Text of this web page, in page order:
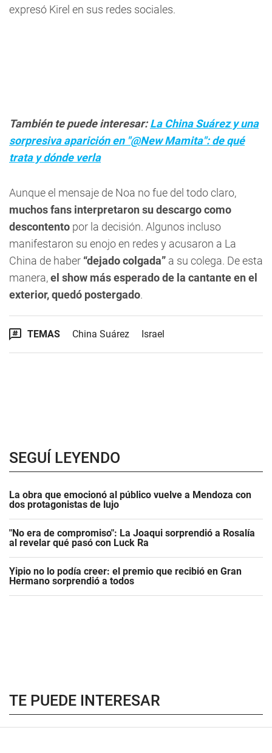
expresó Kirel en sus redes sociales.
También te puede interesar:La China Suárez y una
sorpresiva aparición en "@New Mamita": de qué
trata y dónde verla
Aunque el mensaje de Noa no fue del todo claro,
muchos fans interpretaron su descargo como
descontento por la decisión. Algunos incluso
manifestaron su enojo en redes y acusaron a La
China de haber “dejado colgada” a su colega. De esta
manera,el show más esperado de la cantante en el
exterior, quedó postergado.
TEMAS China Suárez Israel
SEGUÍ LEYENDO
La obra que emocionó al público vuelve a Mendoza con
dos protagonistas de lujo
"No era de compromiso": La Joaqui sorprendió a Rosalía
al revelar qué pasó con Luck Ra
Yipio no lo podía creer: el premio que recibió en Gran
Hermano sorprendió a todos
TE PUEDE INTERESAR